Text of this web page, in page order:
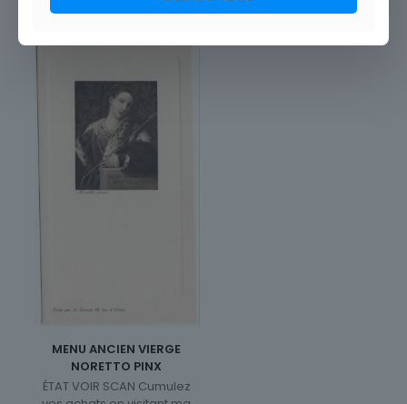
MENU ANCIEN VIERGE
NORETTO PINX
ÉTAT VOIR SCAN Cumulez